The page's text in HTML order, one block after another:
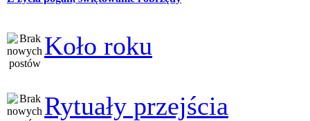
Koło roku
Rytuały przejścia